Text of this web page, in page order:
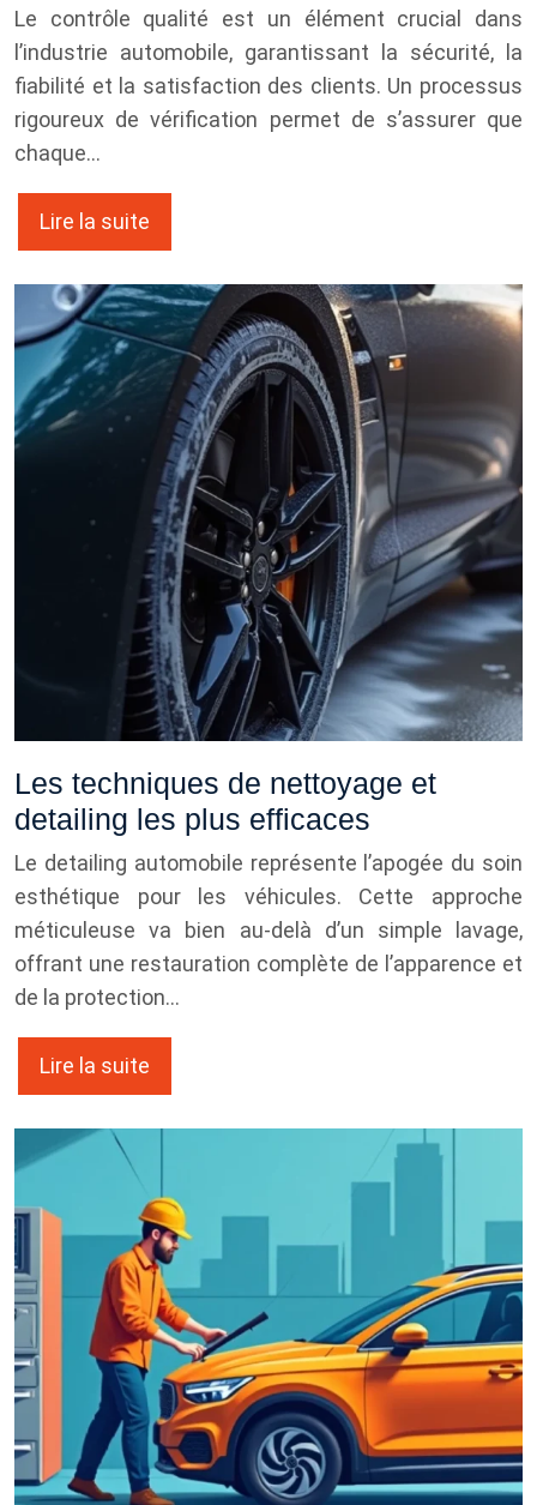
Le contrôle qualité est un élément crucial dans
l’industrie automobile, garantissant la sécurité, la
fiabilité et la satisfaction des clients. Un processus
rigoureux de vérification permet de s’assurer que
chaque…
Lire la suite
Les techniques de nettoyage et
detailing les plus efficaces
Le detailing automobile représente l’apogée du soin
esthétique pour les véhicules. Cette approche
méticuleuse va bien au-delà d’un simple lavage,
offrant une restauration complète de l’apparence et
de la protection…
Lire la suite